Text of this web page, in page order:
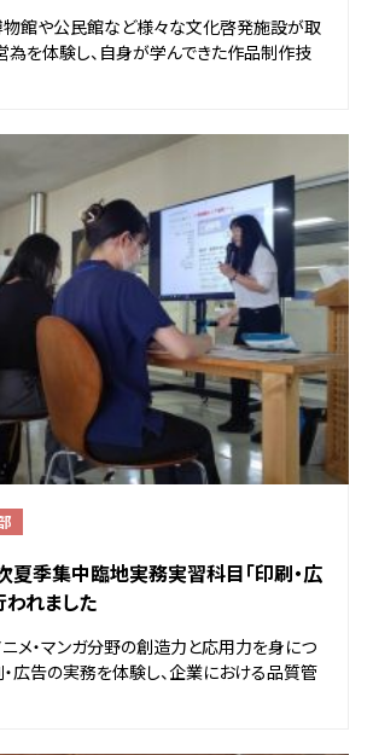
物館や公民館など様々な文化啓発施設が取
為を体験し、自身が学んできた作品制作技
夏季集中臨地実務実習科目「印刷・広
れました
ニメ・マンガ分野の創造力と応用力を身につ
・広告の実務を体験し、企業における品質管